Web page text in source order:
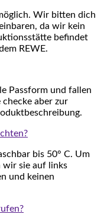
Wir bitten dich
da wir kein
befindet
REWE.
Passform und fallen
aber zur
bis 50° C. Um
wir sie auf links
und keinen